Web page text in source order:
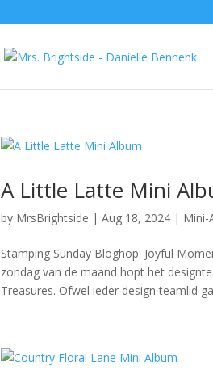
A Little Latte Mini
by MrsBrightside |Aug 18, 2024 | Mini-
Stamping Sunday Bloghop: Joyful
zondag van de maand hopt het
Treasures. Ofwel ieder design teamlid